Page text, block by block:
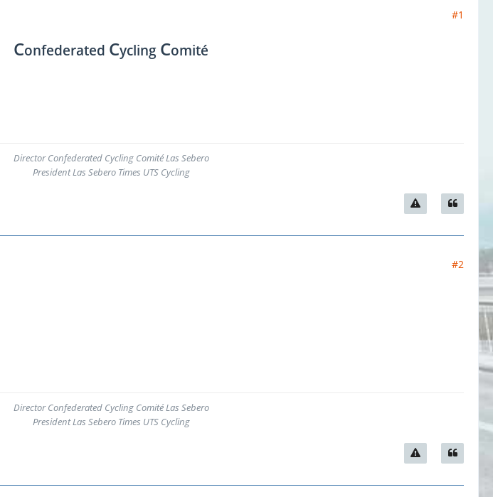
#1
Confederated Cycling Comité
Director Confederated Cycling Comité Las Sebero
President Las Sebero Times UTS Cycling
#2
Director Confederated Cycling Comité Las Sebero
President Las Sebero Times UTS Cycling